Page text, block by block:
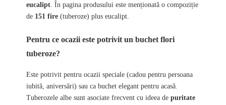
eucalipt . În pagina produsului este menționată o compoziție
de 151 fire (tuberoze) plus eucalipt.
Pentru ce ocazii este potrivit un buchet flori
tuberoze?
Este potrivit pentru ocazii speciale (cadou pentru persoana
iubită, aniversări) sau ca buchet elegant pentru acasă.
Tuberozele albe sunt asociate frecvent cu ideea de puritate